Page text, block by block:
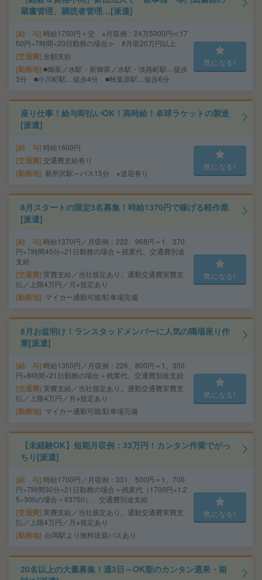
蔵書管理、購読者管理…[派遣]
給 与 時給1750円＋交 ※月収例：24万5000円≪17
50円×7時間×20日勤務の場合≫ #月収20万円以上
交通費 全額支給
勤務地 ■御茶ノ水駅・新御茶ノ水駅・淡路町駅…徒歩
3分 ■小川町駅…徒歩4分 ■秋葉原駅…徒歩6分
気になる!
座り仕事！給与即払いOK！高時給！卓球ラケットの製造
[派遣]
給 与 時給1600円
交通費 交通費支給有り
勤務地 新所沢駅～バス15分 ※送迎有り
気になる!
8月スタートの限定3名募集！時給1370円で稼げる軽作業
[派遣]
給 与 時給1370円／月収例：222、968円＝1、370
円×7時間45分×21日勤務の場合＋残業代、交通費別途
支給
交通費 実費支給／当社規定あり。通勤交通費実費支
払／上限4万円／月※規定あり
勤務地 マイカー通勤可能/駐車場完備
気になる!
8月お盆明け！ランスタッドメンバーに人気の職場座り作
業[派遣]
給 与 時給1350円／月収例：226、800円＝1、350
円×8時間×21日勤務の場合＋残業代、交通費別途支給
交通費 実費支給／当社規定あり。通勤交通費実費支
払／上限4万円／月※規定あり
勤務地 マイカー通勤可能/駐車場完備
気になる!
【未経験OK】短期月収例：33万円！カンタン作業でがっ
ちり[派遣]
給 与 時給1700円／月収例：331、500円＝1、700
円×7時間30分×21日勤務の場合＋残業代（1700円×1.2
5×30hの場合＝63750）、交通費別途支給
交通費 実費支給／当社規定あり。通勤交通費実費支
払／上限4万円／月※規定あり
勤務地 白岡駅より無料送迎バスあり
気になる!
20名以上の大量募集！週3日～OK梨のカンタン選果・箱